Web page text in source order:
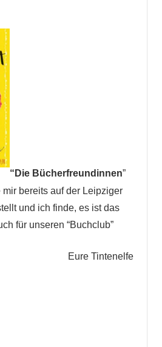
“Die Bücherfreundinnen”
bereits auf der Leipziger
und ich finde, es ist das
für unseren “Buchclub”
Eure Tintenelfe